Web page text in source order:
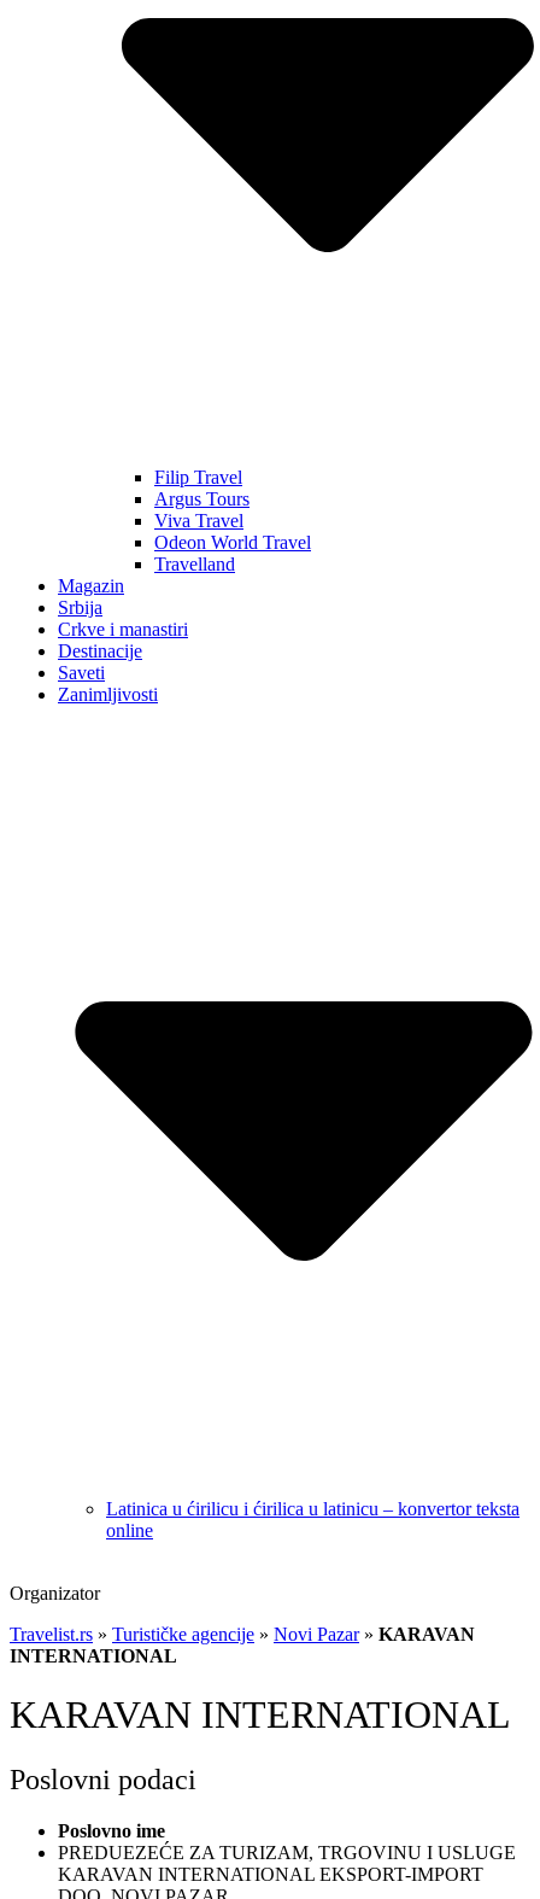
Filip Travel
Argus Tours
Viva Travel
Odeon World Travel
Travelland
Magazin
Srbija
Crkve i manastiri
Destinacije
Saveti
Zanimljivosti
Latinica u ćirilicu i ćirilica u latinicu – konvertor teksta
online
Organizator
Travelist.rs » Turističke agencije » Novi Pazar» KARAVAN
INTERNATIONAL
KARAVAN INTERNATIONAL
Poslovni podaci
Poslovno ime
PREDUEZEĆE ZA TURIZAM, TRGOVINU I USLUGE
KARAVAN INTERNATIONAL EKSPORT-IMPORT